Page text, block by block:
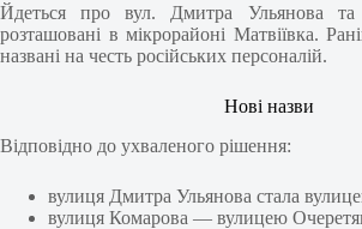
Йдеться про вул. Дмитра Ульянова
розташовані в мікрорайоні Матвіївка.
названі на честь російських персоналій.
Нові назви
Відповідно до ухваленого рішення:
вулиця Дмитра Ульянова стала
вулиця Комарова — вулицею